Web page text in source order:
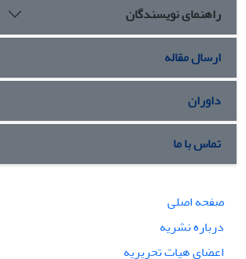
راهنمای نویسندگان
ارسال مقاله
داوران
تماس با ما
صفحه اصلی
درباره نشریه
اعضای هیات تحریریه